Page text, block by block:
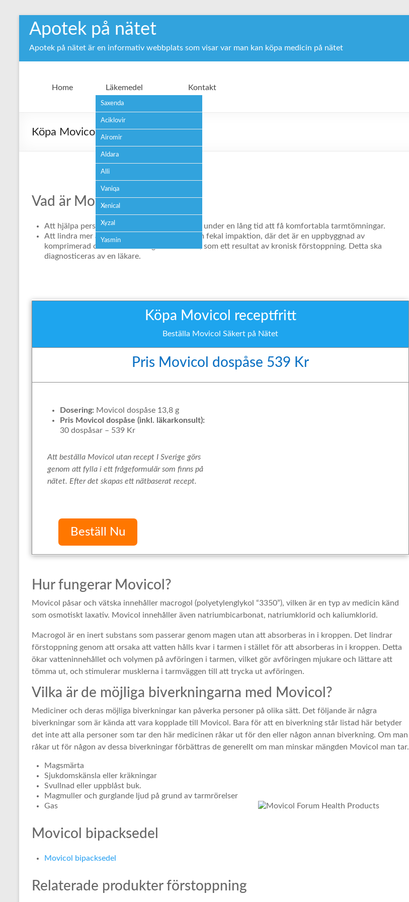
innehåll
Apotek på nätet
Apotek på nätet är en informativ webbplats som visar var man kan köpa medicin på nätet
Home Läkemedel
Saxenda
Aciklovir
Airomir
Aldara
Alli
Vaniqa
Xenical
Xyzal
Yasmin
Kontakt
Köpa Movicol receptfritt
Vad är Movicol använt för?
Att hjälpa personer som lidit av förstoppning under en lång tid att få komfortabla tarmtömningar.
Att lindra mer allvarlig förstoppning känt som fekal impaktion, där det är en uppbyggnad av
komprimerad och hård avföring i ändtarmen, som ett resultat av kronisk förstoppning. Detta ska
diagnosticeras av en läkare.
Köpa Movicol receptfritt
Beställa Movicol Säkert på Nätet
Pris Movicol dospåse 539 Kr
Dosering: Movicol dospåse 13,8 g
Pris Movicol dospåse (inkl. läkarkonsult):
30 dospåsar – 539 Kr
Att beställa Movicol utan recept I Sverige görs
genom att fylla i ett frågeformulär som finns på
nätet. Efter det skapas ett nätbaserat recept.
Beställ Nu
Hur fungerar Movicol?
Movicol påsar och vätska innehåller macrogol (polyetylenglykol “3350”), vilken är en typ av medicin känd
som osmotiskt laxativ. Movicol innehåller även natriumbicarbonat, natriumklorid och kaliumklorid.
Macrogol är en inert substans som passerar genom magen utan att absorberas in i kroppen. Det lindrar
förstoppning genom att orsaka att vatten hålls kvar i tarmen i stället för att absorberas in i kroppen. Detta
ökar vatteninnehållet och volymen på avföringen i tarmen, vilket gör avföringen mjukare och lättare att
tömma ut, och stimulerar musklerna i tarmväggen till att trycka ut avföringen.
Vilka är de möjliga biverkningarna med Movicol?
Mediciner och deras möjliga biverkningar kan påverka personer på olika sätt. Det följande är några
biverkningar som är kända att vara kopplade till Movicol. Bara för att en biverkning står listad här betyder
det inte att alla personer som tar den här medicinen råkar ut för den eller någon annan biverkning. Om man
råkar ut för någon av dessa biverkningar förbättras de generellt om man minskar mängden Movicol man tar.
Magsmärta
Sjukdomskänsla eller kräkningar
Svullnad eller uppblåst buk.
Magmuller och gurglande ljud på grund av tarmrörelser
Gas
Movicol bipacksedel
Movicol bipacksedel
Relaterade produkter förstoppning